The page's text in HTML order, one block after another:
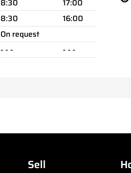
8:30
17:00
8:30
16:00
On request
- - - - - -
Sell